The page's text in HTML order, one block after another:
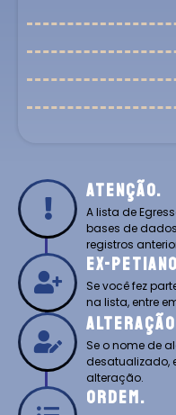
Atenção.
A lista de
bases de
registros
Ex-
Se você fez
na lista, entre
Alteração
Se o nome de
desatualizado,
alteração.
Ordem.